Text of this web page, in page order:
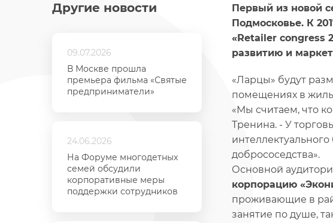
Другие новости
09.07.2026
В Москве прошла
премьера фильма «Святые
предприниматели»
24.06.2026
На Форуме многодетных
семей обсудили
корпоративные меры
поддержки сотрудников
Первый из новой
Подмосковье. К
«Retailer congress
развитию и
«Ларцы» будут
помещениях в
«Мы считаем, что
Тренина. - У
добрососедства».
Основной
корпорацию
проживающие в
занятие по душе,